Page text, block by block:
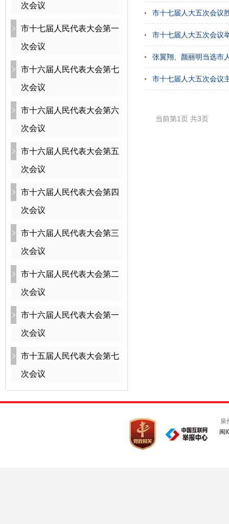
次会议
市十七届人民代表大会第一
次会议
市十六届人民代表大会第七
次会议
市十六届人民代表大会第六
次会议
市十六届人民代表大会第五
次会议
市十六届人民代表大会第四
次会议
市十六届人民代表大会第三
次会议
市十六届人民代表大会第二
次会议
市十六届人民代表大会第一
次会议
市十五届人民代表大会第七
次会议
市十七届人大五次会议
市十七届人大五次会议
张翼翔、颜丽明当选市
市十七届人大五次会议
当前第1页 共3页
泉
闽